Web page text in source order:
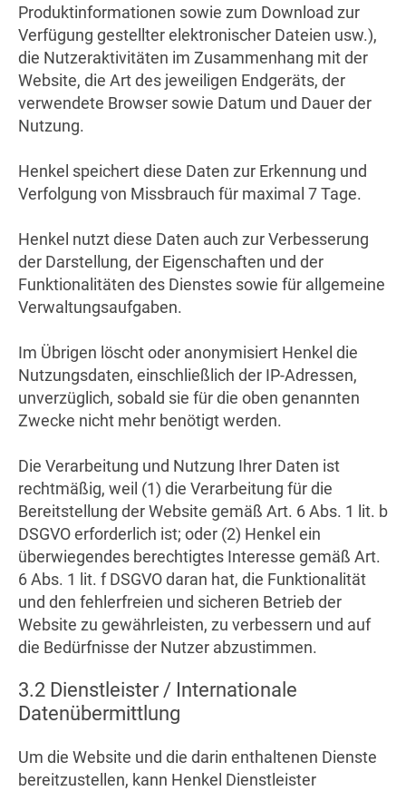
Produktinformationen sowie zum Download zur
Verfügung gestellter elektronischer Dateien usw.),
die Nutzeraktivitäten im Zusammenhang mit der
Website, die Art des jeweiligen Endgeräts, der
verwendete Browser sowie Datum und Dauer der
Nutzung.
Henkel speichert diese Daten zur Erkennung und
Verfolgung von Missbrauch für maximal 7 Tage.
Henkel nutzt diese Daten auch zur Verbesserung
der Darstellung, der Eigenschaften und der
Funktionalitäten des Dienstes sowie für allgemeine
Verwaltungsaufgaben.
Im Übrigen löscht oder anonymisiert Henkel die
Nutzungsdaten, einschließlich der IP-Adressen,
unverzüglich, sobald sie für die oben genannten
Zwecke nicht mehr benötigt werden.
Die Verarbeitung und Nutzung Ihrer Daten ist
rechtmäßig, weil (1) die Verarbeitung für die
Bereitstellung der Website gemäß Art. 6 Abs. 1 lit. b
DSGVO erforderlich ist; oder (2) Henkel ein
überwiegendes berechtigtes Interesse gemäß Art.
6 Abs. 1 lit. f DSGVO daran hat, die Funktionalität
und den fehlerfreien und sicheren Betrieb der
Website zu gewährleisten, zu verbessern und auf
die Bedürfnisse der Nutzer abzustimmen.
3.2 Dienstleister / Internationale
Datenübermittlung
Um die Website und die darin enthaltenen Dienste
bereitzustellen, kann Henkel Dienstleister